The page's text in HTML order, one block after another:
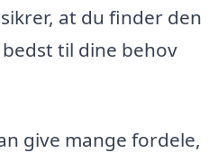
at du finder den
til dine behov
give mange fordele,